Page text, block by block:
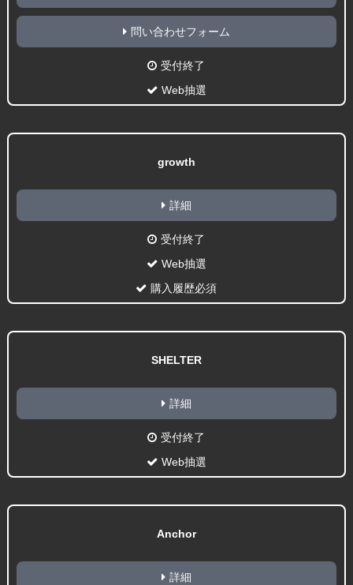
問い合わせフォーム
受付終了
Web抽選
growth
詳細
受付終了
Web抽選
購入履歴必須
SHELTER
詳細
受付終了
Web抽選
Anchor
詳細